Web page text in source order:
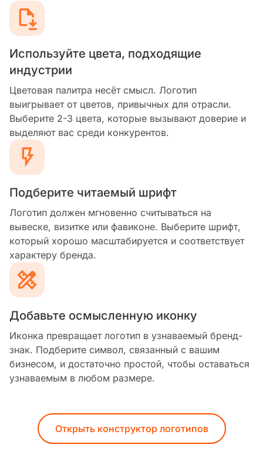
Используйте цвета, подходящие
индустрии
Цветовая палитра несёт смысл. Логотип
выигрывает от цветов, привычных для отрасли.
Выберите 2-3 цвета, которые вызывают доверие и
выделяют вас среди конкурентов.
Подберите читаемый шрифт
Логотип должен мгновенно считываться на
вывеске, визитке или фавиконе. Выберите шрифт,
который хорошо масштабируется и соответствует
характеру бренда.
Добавьте осмысленную иконку
Иконка превращает логотип в узнаваемый бренд-
знак. Подберите символ, связанный с вашим
бизнесом, и достаточно простой, чтобы оставаться
узнаваемым в любом размере.
Открыть конструктор логотипов